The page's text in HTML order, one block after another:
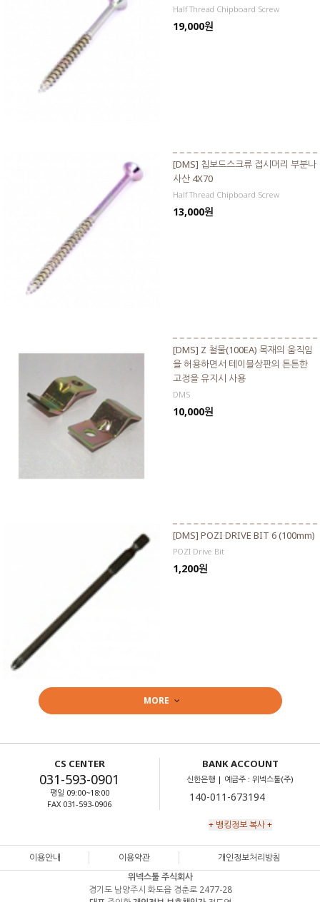
Half Thread Chipboard Screw
19,000원
[DMS] 칩보드스크류 접시머리 부분나
사산 4X70
Half Thread Chipboard Screw
13,000원
[DMS] Z 철물(100EA) 목재의 움직임
을 허용하면서 테이블상판의 튼튼한
고정을 유지시 사용
DMS
10,000원
[DMS] POZI DRIVE BIT 6 (100mm)
POZI Drive Bit
1,200원
MORE
CS CENTER
031-593-0901
평일 09:00~18:00
FAX 031-593-0906
BANK ACCOUNT
신한은행 | 예금주 : 위넥스툴(주)
+ 뱅킹정보 복사 +
이용안내 이용약관
개인정보처리방침
위넥스툴 주식회사
경기도 남양주시 화도읍 경춘로 2477-28